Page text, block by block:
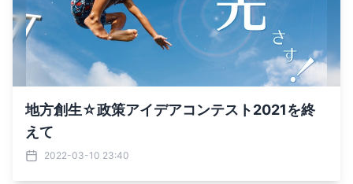
地方創生☆政策アイデアコンテスト2021を終
えて
2022-03-10 23:40